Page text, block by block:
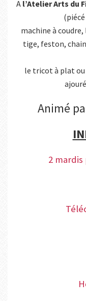
A l’Atelier Arts du
machine à
tige, feston,
le tricot à plat ou
Animé
2 mardis